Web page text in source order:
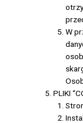
W
PLIKI